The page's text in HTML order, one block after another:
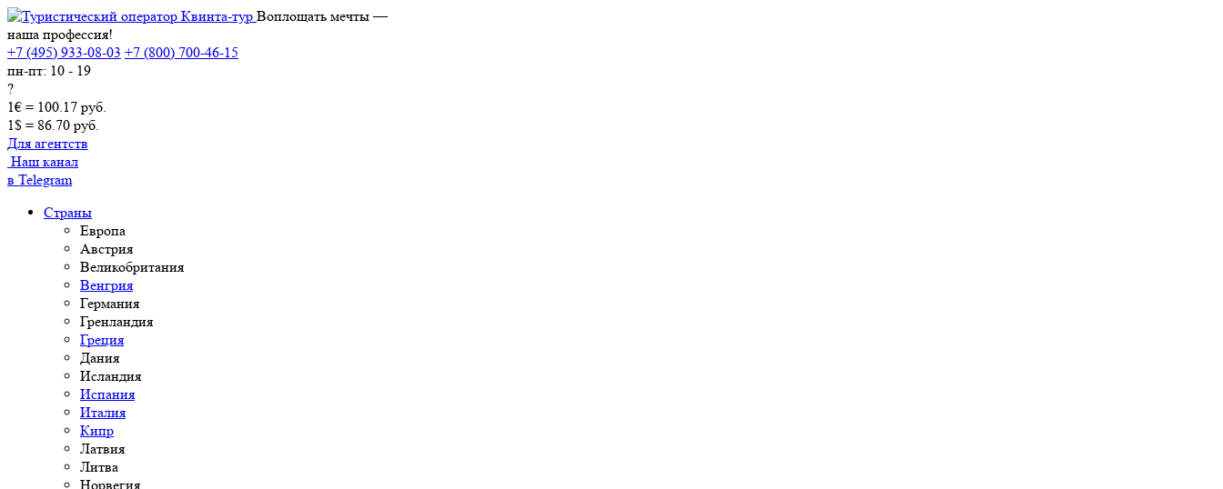
Воплощать мечты —
наша профессия!
+7 (495) 933-08-03 +7 (800) 700-46-15
пн-пт: 10 - 19
?
1€ = 100.17 руб.
1$ = 86.70 руб.
Для агентств
Наш канал
в Telegram
Страны
Европа
Австрия
Великобритания
Венгрия
Германия
Гренландия
Греция
Дания
Исландия
Испания
Италия
Кипр
Латвия
Литва
Норвегия